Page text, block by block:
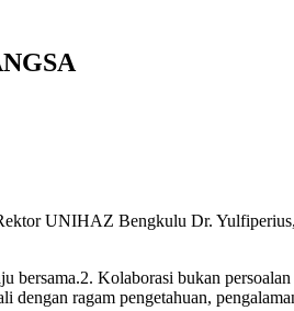
UNIHAZ Bengkulu Dr.
Kolaborasi bukan
ragam pengetahuan,